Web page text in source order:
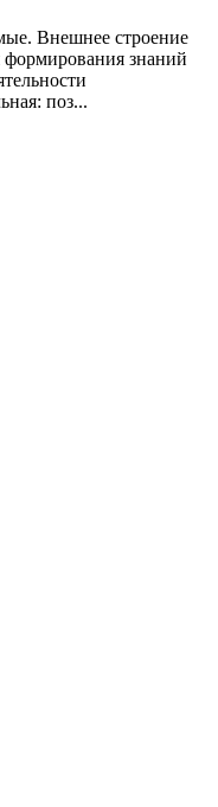
Внешнее строение
формирования знаний
поз...